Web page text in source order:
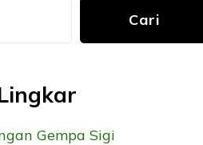
Cari
Gempa Sigi